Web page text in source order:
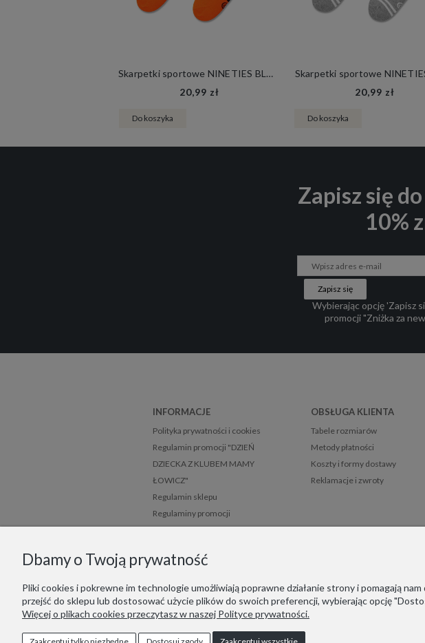
Skarpetki sportowe NINETIES BLACK FLAMES
20,99 zł
Do koszyka
Skarpetki sportowe
20,99 zł
Do koszyka
Zapisz się
10%
Zapisz się
Wybierając opcję 'Zapisz
promocji "Zniżka za
INFORMACJE
Polityka prywatności i cookies
Regulamin promocji "DZIEŃ
DZIECKA Z KLUBEM MAMY
ŁOWICZ"
Regulamin sklepu
Regulaminy promocji
Mapa strony
OBSŁUGA KLIENTA
Tabele rozmiarów
Metody płatności
Koszty i formy dostawy
Reklamacje i zwroty
Jesteśmy zarejestrowani w niemieckim
Dbamy o Twoją prywatność
Pliki cookies i pokrewne im technologie umożliwiają poprawne działanie strony i pomagają
przejść do sklepu lub dostosować użycie plików do swoich preferencji, wybierając opcję
Więcej o plikach cookies przeczytasz w naszej Polityce prywatności.